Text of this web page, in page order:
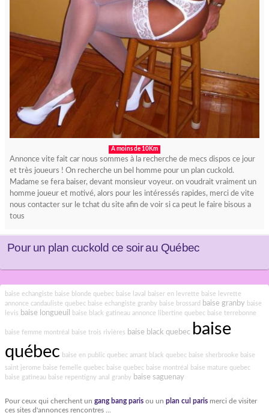
A moins de 10Km
Annonce vite fait car nous sommes à la recherche de mecs dispos ce jour
et très joueurs ! On recherche un bel homme pour un plan cuckold.
Madame se fera baiser, devant monsieur voyeur. on voudrait vraiment un
homme joueur et motivé, alors pour les intéressés rapides, merci de vite
nous contacter sur le tchat du site afin de voir si ca peut le faire bisous a
tous
Pour un plan cuckold ce soir au Québec
baise echangiste baise blonde quebec baise laval baiser en levrette baise levrette
annonce candauliste quebec baise echangiste granby baise brossard baise granby baise
levis baise longueuil baise black gatineau annonce libertine quebec baise terrebonne
baise femme montréal baise trois rivières baise black quebec baise
québec baise en public quebec amant black quebec baise sherbrooke baise
saint jerome baise femelle quebec baise quebec baise montréal
baise mature quebec
baise gatineau baise repentigny anal granby baise saguenay
Pour ceux qui cherchent un gang bang paris ou un plan cul paris merci de visiter
ces sites d'annonces rencontres ...